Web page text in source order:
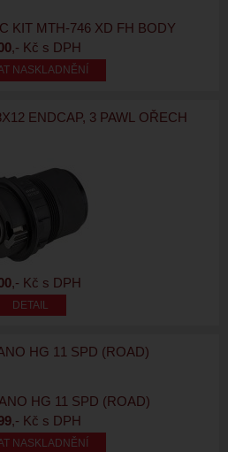
,- Kč s DPH
NASKLADNĚNÍ
ENDCAP, 3 PAWL OŘECH
,- Kč s DPH
HG 11 SPD (ROAD)
,- Kč s DPH
NASKLADNĚNÍ